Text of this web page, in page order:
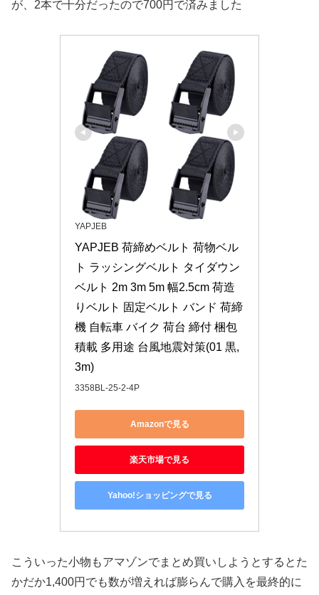
が、2本で十分だったので700円で済みました
YAPJEB
YAPJEB 荷締めベルト 荷物ベル
ト ラッシングベルト タイダウン
ベルト 2m 3m 5m 幅2.5cm 荷造
りベルト 固定ベルト バンド 荷締
機 自転車 バイク 荷台 締付 梱包
積載 多用途 台風地震対策(01 黒,
3m)
3358BL-25-2-4P
Amazonで見る
楽天市場で見る
Yahoo!ショッピングで見る
こういった小物もアマゾンでまとめ買いしようとするとた
かだか1,400円でも数が増えれば膨らんで購入を最終的に